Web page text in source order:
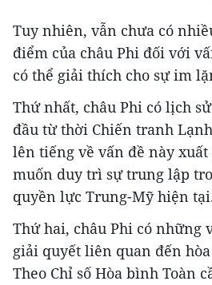
Tuy nhiên, vẫn chưa có
điểm của châu Phi đối với
có thể giải thích cho sự im
Thứ nhất, châu Phi có lịch
đầu từ thời Chiến tranh
lên tiếng về vấn đề này
muốn duy trì sự trung lập
quyền lực Trung-Mỹ hiện
Thứ hai, châu Phi có những
giải quyết liên quan đến
Theo Chỉ số Hòa bình Toàn